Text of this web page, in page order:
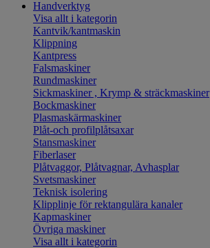
Handverktyg
Visa allt i kategorin
Kantvik/kantmaskin
Klippning
Kantpress
Falsmaskiner
Rundmaskiner
Sickmaskiner , Krymp & sträckmaskiner
Bockmaskiner
Plasmaskärmaskiner
Plåt-och profilplåtsaxar
Stansmaskiner
Fiberlaser
Plåtvaggor, Plåtvagnar, Avhasplar
Svetsmaskiner
Teknisk isolering
Klipplinje för rektangulära kanaler
Kapmaskiner
Övriga maskiner
Visa allt i kategorin